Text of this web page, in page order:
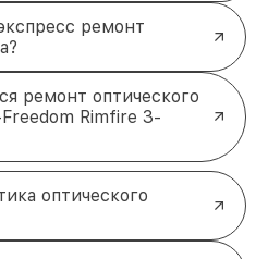
ремонт
ремонт оптического
Rimfire 3-
оптического